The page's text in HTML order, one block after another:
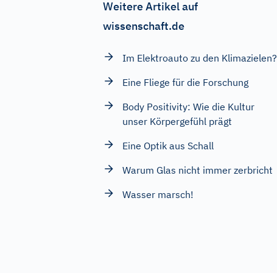
Weitere Artikel auf
wissenschaft.de
Im Elektroauto zu den Klimazielen?
Eine Fliege für die Forschung
Body Positivity: Wie die Kultur
unser Körpergefühl prägt
Eine Optik aus Schall
Warum Glas nicht immer zerbricht
Wasser marsch!